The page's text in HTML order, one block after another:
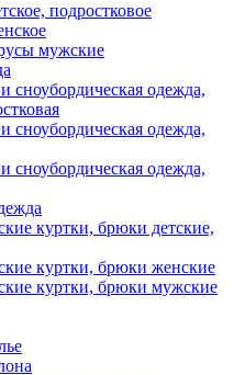
подростковое
мужские
сноубордическая одежда,
сноубордическая одежда,
сноубордическая одежда,
куртки, брюки детские,
куртки, брюки женские
куртки, брюки мужские